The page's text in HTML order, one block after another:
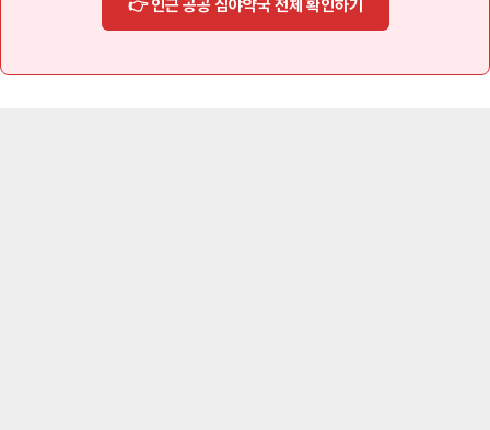
👉 인근 공공 심야약국 전체 확인하기